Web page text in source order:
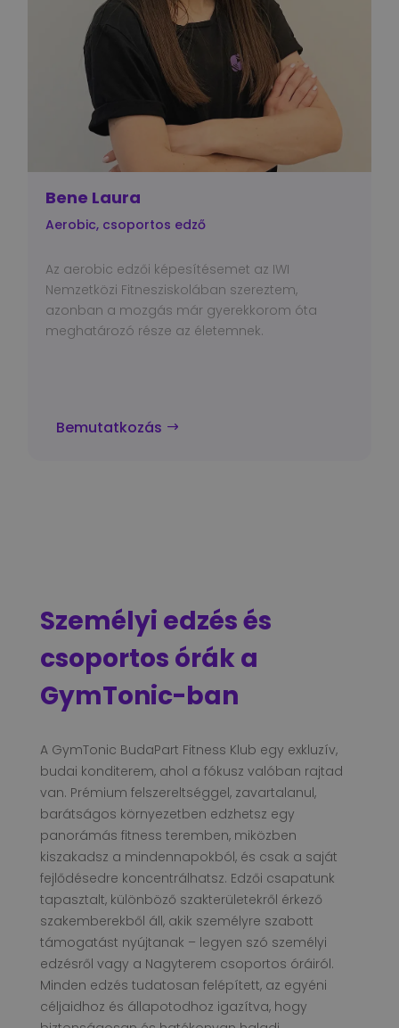
Bene Laura
Aerobic, csoportos edző
Az aerobic edzői képesítésemet az IWI
Nemzetközi Fitnesziskolában szereztem,
azonban a mozgás már gyerekkorom óta
meghatározó része az életemnek.
Bemutatkozás
Személyi edzés és
csoportos órák a
GymTonic-ban
A GymTonic BudaPart Fitness Klub egy exkluzív,
budai konditerem, ahol a fókusz valóban rajtad
van. Prémium felszereltséggel, zavartalanul,
barátságos környezetben edzhetsz egy
panorámás fitness teremben, miközben
kiszakadsz a mindennapokból, és csak a saját
fejlődésedre koncentrálhatsz. Edzői csapatunk
tapasztalt, különböző szakterületekről érkező
szakemberekből áll, akik személyre szabott
támogatást nyújtanak – legyen szó személyi
edzésről vagy a Nagyterem csoportos óráiról.
Minden edzés tudatosan felépített, az egyéni
céljaidhoz és állapotodhoz igazítva, hogy